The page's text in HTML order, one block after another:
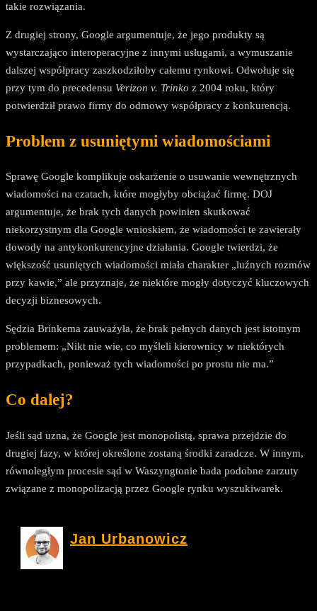
takie rozwiązania.
Z drugiej strony, Google argumentuje, że jego produkty są
wystarczająco interoperacyjne z innymi usługami, a wymuszanie
dalszej współpracy zaszkodziłoby całemu rynkowi. Odwołuje się
przy tym do precedensu Verizon v. Trinko z 2004 roku, który
potwierdził prawo firmy do odmowy współpracy z konkurencją.
Problem z usuniętymi wiadomościami
Sprawę Google komplikuje oskarżenie o usuwanie wewnętrznych
wiadomości na czatach, które mogłyby obciążać firmę. DOJ
argumentuje, że brak tych danych powinien skutkować
niekorzystnym dla Google wnioskiem, że wiadomości te zawierały
dowody na antykonkurencyjne działania. Google twierdzi, że
większość usuniętych wiadomości miała charakter „luźnych rozmów
przy kawie,” ale przyznaje, że niektóre mogły dotyczyć kluczowych
decyzji biznesowych.
Sędzia Brinkema zauważyła, że brak pełnych danych jest istotnym
problemem: „Nikt nie wie, co myśleli kierownicy w niektórych
przypadkach, ponieważ tych wiadomości po prostu nie ma.”
Co dalej?
Jeśli sąd uzna, że Google jest monopolistą, sprawa przejdzie do
drugiej fazy, w której określone zostaną środki zaradcze. W innym,
równoległym procesie sąd w Waszyngtonie bada podobne zarzuty
związane z monopolizacją przez Google rynku wyszukiwarek.
Jan Urbanowicz